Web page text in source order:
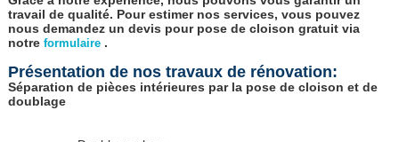
travail de qualité. Pour estimer nos services, vous pouvez
nous demandez un devis pour pose de cloison gratuit via
notre formulaire.
Présentation de nos travaux de rénovation:
Séparation de pièces intérieures par la pose de cloison et de
doublage